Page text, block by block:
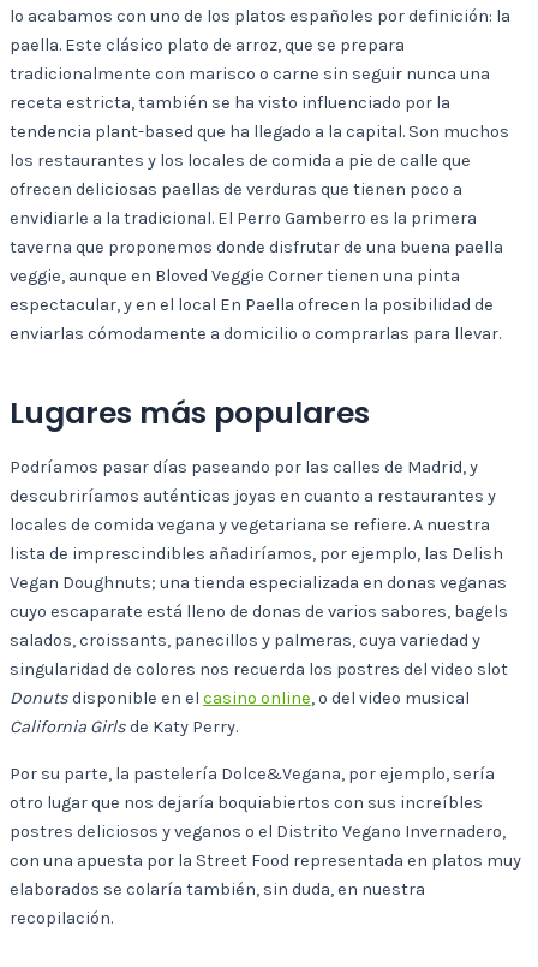
lo acabamos con uno de los platos españoles por definición: la
paella. Este clásico plato de arroz, que se prepara
tradicionalmente con marisco o carne sin seguir nunca una
receta estricta, también se ha visto influenciado por la
tendencia plant-based que ha llegado a la capital. Son muchos
los restaurantes y los locales de comida a pie de calle que
ofrecen deliciosas paellas de verduras que tienen poco a
envidiarle a la tradicional. El Perro Gamberro es la primera
taverna que proponemos donde disfrutar de una buena paella
veggie, aunque en Bloved Veggie Corner tienen una pinta
espectacular, y en el local En Paella ofrecen la posibilidad de
enviarlas cómodamente a domicilio o comprarlas para llevar.
Lugares más populares
Podríamos pasar días paseando por las calles de Madrid, y
descubriríamos auténticas joyas en cuanto a restaurantes y
locales de comida vegana y vegetariana se refiere. A nuestra
lista de imprescindibles añadiríamos, por ejemplo, las Delish
Vegan Doughnuts; una tienda especializada en donas veganas
cuyo escaparate está lleno de donas de varios sabores, bagels
salados, croissants, panecillos y palmeras, cuya variedad y
singularidad de colores nos recuerda los postres del video slot
Donutsdisponible en el casino online, o del video musical
California Girlsde Katy Perry.
Por su parte, la pastelería Dolce&Vegana, por ejemplo, sería
otro lugar que nos dejaría boquiabiertos con sus increíbles
postres deliciosos y veganos o el Distrito Vegano Invernadero,
con una apuesta por la Street Food representada en platos muy
elaborados se colaría también, sin duda, en nuestra
recopilación.